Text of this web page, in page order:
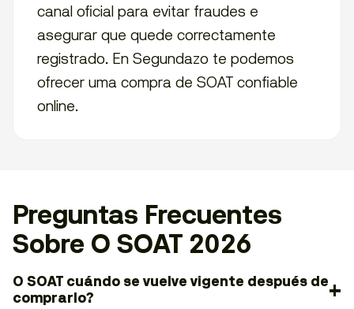
canal oficial para evitar fraudes e
asegurar que quede correctamente
registrado. En Segundazo te podemos
ofrecer uma compra de SOAT confiable
online.
Preguntas Frecuentes
Sobre O SOAT 2026
O SOAT cuándo se vuelve vigente después de
comprarlo?